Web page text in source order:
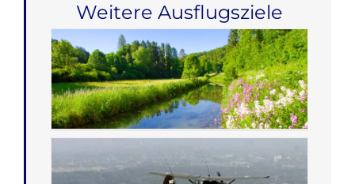
Weitere Ausflugsziele